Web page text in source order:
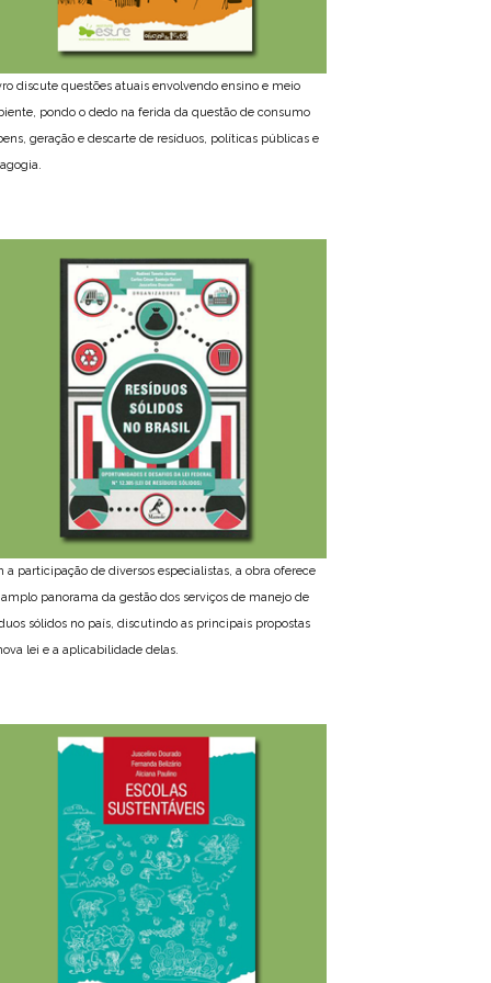
discute questões atuais envolvendo ensino e meio
pondo o dedo na ferida da questão de consumo
geração e descarte de resíduos, políticas públicas e
a participação de diversos especialistas, a obra oferece
panorama da gestão dos serviços de manejo de
sólidos no país, discutindo as principais propostas
lei e a aplicabilidade delas.